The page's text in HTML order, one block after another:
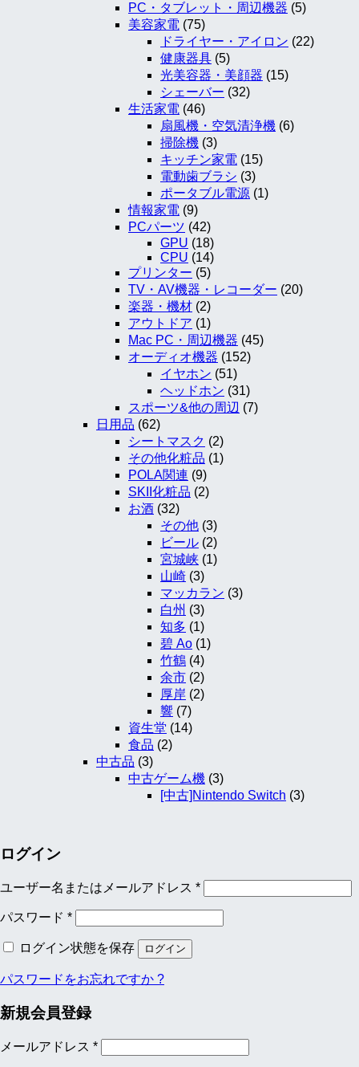
PC・タブレット・周辺機器 (5)
美容家電 (75)
ドライヤー・アイロン (22)
健康器具 (5)
光美容器・美顔器 (15)
シェーバー (32)
生活家電 (46)
扇風機・空気清浄機 (6)
掃除機 (3)
キッチン家電 (15)
電動歯ブラシ (3)
ポータブル電源 (1)
情報家電 (9)
PCパーツ (42)
GPU (18)
CPU (14)
プリンター (5)
TV・AV機器・レコーダー (20)
楽器・機材 (2)
アウトドア (1)
Mac PC・周辺機器 (45)
オーディオ機器 (152)
イヤホン (51)
ヘッドホン (31)
スポーツ&他の周辺 (7)
日用品 (62)
シートマスク (2)
その他化粧品 (1)
POLA関連 (9)
SKII化粧品 (2)
お酒 (32)
その他 (3)
ビール (2)
宮城峡 (1)
山崎 (3)
マッカラン (3)
白州 (3)
知多 (1)
碧 Ao (1)
竹鶴 (4)
余市 (2)
厚岸 (2)
響 (7)
資生堂 (14)
食品 (2)
中古品 (3)
中古ゲーム機 (3)
[中古]Nintendo Switch (3)
ログイン
ユーザー名またはメールアドレス *
パスワード *
ログイン状態を保存 ログイン
パスワードをお忘れですか ?
新規会員登録
メールアドレス *